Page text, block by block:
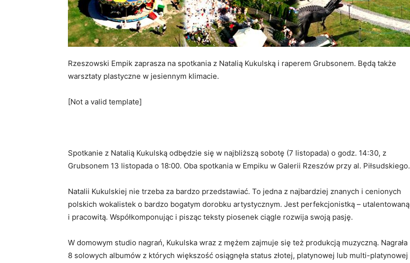
Rzeszowski Empik zaprasza na spotkania z Natalią Kukulską i raperem Grubsonem. Będą także
warsztaty plastyczne w jesiennym klimacie.
[Not a valid template]
Spotkanie z Natalią Kukulską odbędzie się w najbliższą sobotę (7 listopada) o godz. 14:30, z
Grubsonem 13 listopada o 18:00. Oba spotkania w Empiku w Galerii Rzeszów przy al. Piłsudskiego.
Natalii Kukulskiej nie trzeba za bardzo przedstawiać. To jedna z najbardziej znanych i cenionych
polskich wokalistek o bardzo bogatym dorobku artystycznym. Jest perfekcjonistką – utalentowaną
i pracowitą. Współkomponując i pisząc teksty piosenek ciągle rozwija swoją pasję.
W domowym studio nagrań, Kukulska wraz z mężem zajmuje się też produkcją muzyczną. Nagrała
8 solowych albumów z których większość osiągnęła status złotej, platynowej lub multi-platynowej